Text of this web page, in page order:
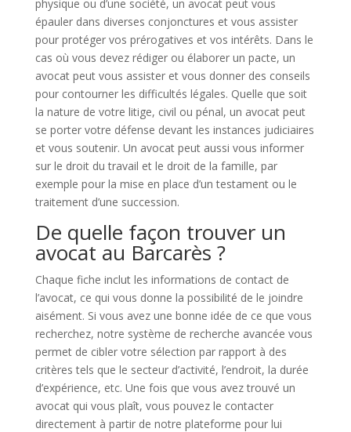
physique ou d’une société, un avocat peut vous
épauler dans diverses conjonctures et vous assister
pour protéger vos prérogatives et vos intérêts. Dans le
cas où vous devez rédiger ou élaborer un pacte, un
avocat peut vous assister et vous donner des conseils
pour contourner les difficultés légales. Quelle que soit
la nature de votre litige, civil ou pénal, un avocat peut
se porter votre défense devant les instances judiciaires
et vous soutenir. Un avocat peut aussi vous informer
sur le droit du travail et le droit de la famille, par
exemple pour la mise en place d’un testament ou le
traitement d’une succession.
De quelle façon trouver un
avocat au Barcarès ?
Chaque fiche inclut les informations de contact de
l’avocat, ce qui vous donne la possibilité de le joindre
aisément. Si vous avez une bonne idée de ce que vous
recherchez, notre système de recherche avancée vous
permet de cibler votre sélection par rapport à des
critères tels que le secteur d’activité, l’endroit, la durée
d’expérience, etc. Une fois que vous avez trouvé un
avocat qui vous plaît, vous pouvez le contacter
directement à partir de notre plateforme pour lui